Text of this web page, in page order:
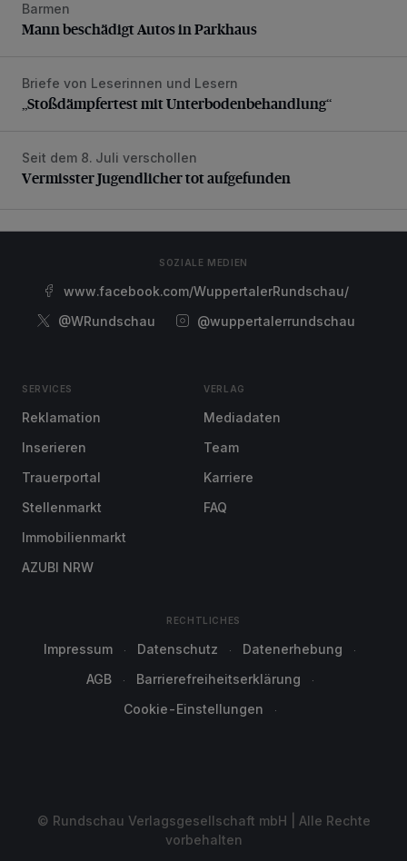
Mann beschädigt Autos in Parkhaus
Barmen
Mann beschädigt Autos in Parkhaus
„Stoßdämpfertest mit Unterbodenbehandlung“
Briefe von Leserinnen und Lesern
„Stoßdämpfertest mit Unterbodenbehandlung“
Vermisster Jugendlicher tot aufgefunden
Seit dem 8. Juli verschollen
Vermisster Jugendlicher tot aufgefunden
SOZIALE MEDIEN
www.facebook.com/WuppertalerRundschau/
@WRundschau
@wuppertalerrundschau
SERVICES
Reklamation
Inserieren
Trauerportal
Stellenmarkt
Immobilienmarkt
AZUBI NRW
VERLAG
Mediadaten
Team
Karriere
FAQ
RECHTLICHES
Impressum Datenschutz
Datenerhebung
AGB
Barrierefreiheitserklärung
Cookie-Einstellungen
© Rundschau Verlagsgesellschaft mbH | Alle Rechte
vorbehalten